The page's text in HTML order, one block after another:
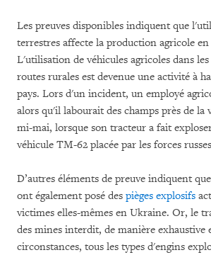
Les preuves disponibles indiquent que
terrestres affecte la production agricole
L'utilisation de véhicules agricoles dans
routes rurales est devenue une activité à
pays. Lors d'un incident, un employé
alors qu'il labourait des champs près de la
mi-mai, lorsque son tracteur a fait
véhicule TM-62 placée par les forces
D’autres éléments de preuve indiquent
ont également posé des pièges explosifs
victimes elles-mêmes en Ukraine. Or, le
des mines interdit, de manière exhaustive
circonstances, tous les types d'engins